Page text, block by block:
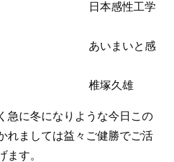
性工学
いと感
久雄
に冬になりような今日この
れましては益々ご健勝でご活
ます。